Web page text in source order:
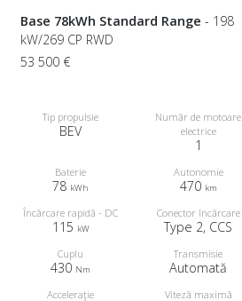
Base 78kWh Standard Range - 198
kW/269 CP RWD
53 500 €
Tip propulsie
BEV
Număr de motoare
electrice
1
Baterie
78 kWh
Autonomie
470 km
Încărcare rapidă - DC
115 kW
Conector încărcare
Type 2, CCS
Cuplu
430 Nm
Transmisie
Automată
Acceleraţie Viteză maximă